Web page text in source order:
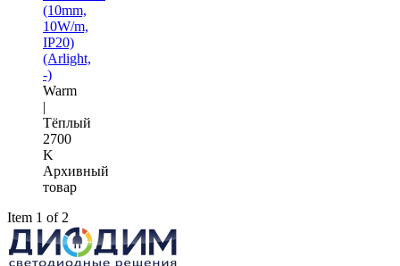
(10mm,
10W/m,
IP20)
(Arlight,
-)
Warm
|
Тёплый
2700
K
Архивный
товар
Item 1 of 2